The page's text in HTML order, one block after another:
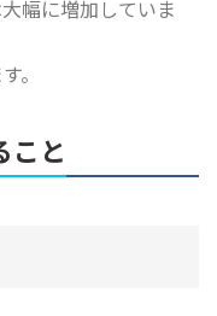
幅に増加していま
。
こと